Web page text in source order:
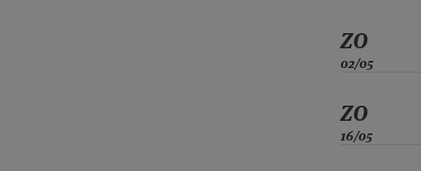
ZO
02/05
ZO
16/05